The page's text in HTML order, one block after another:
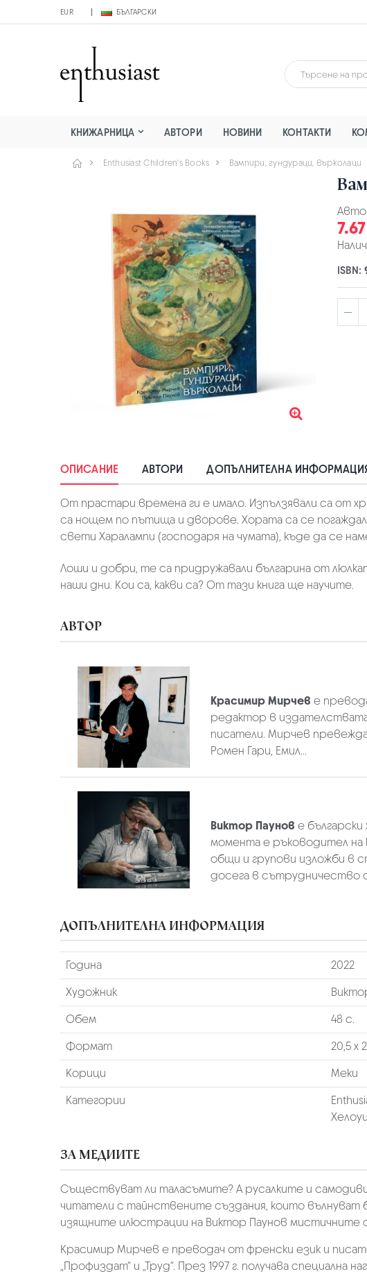
EUR БЪЛГАРСКИ
КНИЖАРНИЦА АВТОРИ НОВИНИ КОНТАКТИ
Enthusiast Children's Books Вампири, гундураци, върколаци
ISBN:
ОПИСАНИЕ АВТОРИ ДОПЪЛНИТЕЛНА
От прастари времена ги е имало. Изпълзявали са от
са нощем по пътища и дворове. Хората са се
свети Харалампи (господаря на чумата), къде да се
Лоши и добри, те са придружавали българина от
наши дни. Кои са, какви са? От тази книга ще научите.
АВТОР
Красимир Мирчев е
редактор в издателствата
писатели. Мирчев
Ромен Гари, Емил...
Виктор Паунов е
момента е ръководител на
общи и групови изложби в
досега в сътрудничество
ДОПЪЛНИТЕЛНА ИНФОРМАЦИЯ
Година
2022
Художник
Обем
48 с.
Формат
20,5 х
Корици
Меки
Категории
ЗА МЕДИИТЕ
Съществуват ли таласъмите? А русалките и
читатели с тайнствените създания, които
изящните илюстрации на Виктор Паунов
Красимир Мирчев е преводач от френски език и
„Профиздат“ и „Труд“. През 1997 г. получава